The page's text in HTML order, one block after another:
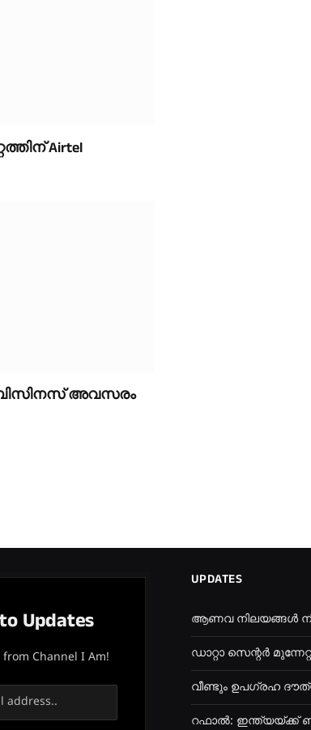
Airtel
അവസരം
Updates
Channel I Am!
UPDATES
ആണവ നിലയങ്ങൾ
ഡാറ്റാ സെന്റർ
വീണ്ടും ഉപഗ്രഹ
റഫാൽ: ഇന്ത്യയ്ക്ക്